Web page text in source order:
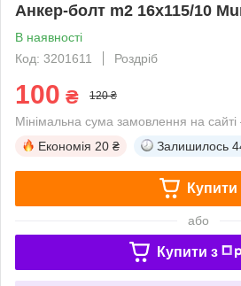
Анкер-болт m2 16х115/10
В наявності
Код: 3201611
Роздріб
100 ₴ 120 ₴
Мінімальна сума замовлення на
Економія 20 ₴ Залишилось
Купити
або
Купити з